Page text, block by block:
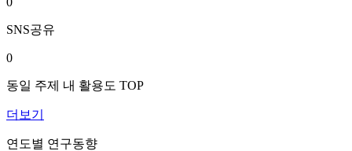
SNS공유
0
동일 주제 내 활용도 TOP
더보기
연도별 연구동향